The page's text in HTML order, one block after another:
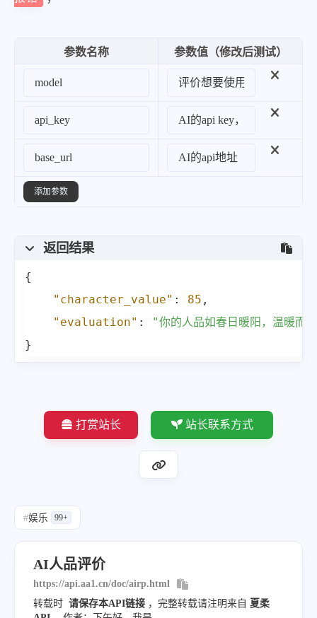
参数名称 参数值（修改后测试）
添加参数
返回结果
{
"character_value" : 85 ,
"evaluation" :
"你的人品如春日暖阳，温暖而
}
打赏站长 站长联系方式
#娱乐 99+
AI人品评价
https://api.aa1.cn/doc/airp.html
转载时 请保存本API链接 ，完整转载请注明来自 夏柔